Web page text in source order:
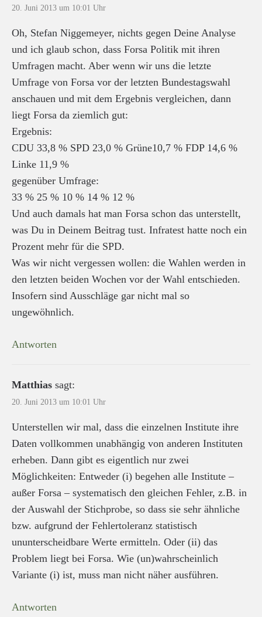
20. Juni 2013 um 10:01 Uhr
Oh, Stefan Niggemeyer, nichts gegen Deine Analyse
und ich glaub schon, dass Forsa Politik mit ihren
Umfragen macht. Aber wenn wir uns die letzte
Umfrage von Forsa vor der letzten Bundestagswahl
anschauen und mit dem Ergebnis vergleichen, dann
liegt Forsa da ziemlich gut:
Ergebnis:
CDU 33,8 % SPD 23,0 % Grüne10,7 % FDP 14,6 %
Linke 11,9 %
gegenüber Umfrage:
33 % 25 % 10 % 14 % 12 %
Und auch damals hat man Forsa schon das unterstellt,
was Du in Deinem Beitrag tust. Infratest hatte noch ein
Prozent mehr für die SPD.
Was wir nicht vergessen wollen: die Wahlen werden in
den letzten beiden Wochen vor der Wahl entschieden.
Insofern sind Ausschläge gar nicht mal so
ungewöhnlich.
Antworten
Matthias sagt:
20. Juni 2013 um 10:01 Uhr
Unterstellen wir mal, dass die einzelnen Institute ihre
Daten vollkommen unabhängig von anderen Instituten
erheben. Dann gibt es eigentlich nur zwei
Möglichkeiten: Entweder (i) begehen alle Institute –
außer Forsa – systematisch den gleichen Fehler, z.B. in
der Auswahl der Stichprobe, so dass sie sehr ähnliche
bzw. aufgrund der Fehlertoleranz statistisch
ununterscheidbare Werte ermitteln. Oder (ii) das
Problem liegt bei Forsa. Wie (un)wahrscheinlich
Variante (i) ist, muss man nicht näher ausführen.
Antworten